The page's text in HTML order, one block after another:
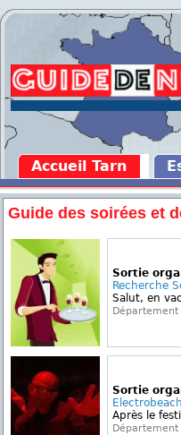
Accueil Tarn
Guide des soirées et
Sortie
Recherche
Salut, en
Sortie
Après le